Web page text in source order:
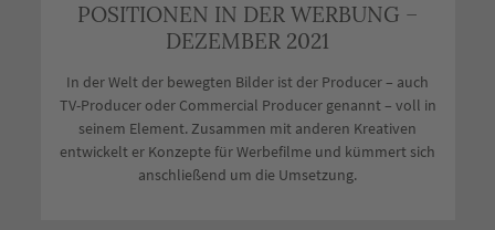
POSITIONEN IN DER WERBUNG –
DEZEMBER 2021
In der Welt der bewegten Bilder ist der Producer – auch
TV-Producer oder Commercial Producer genannt – voll in
seinem Element. Zusammen mit anderen Kreativen
entwickelt er Konzepte für Werbefilme und kümmert sich
anschließend um die Umsetzung.